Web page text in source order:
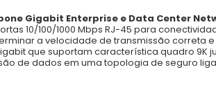
Gigabit Enterprise e Data Center
10/100/1000 Mbps RJ-45 para
a velocidade de transmissão correta
que suportam característica quadro 9K
de dados em uma topologia de seguro